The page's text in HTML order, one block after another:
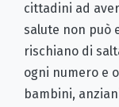
cittadini ad
salute non può
rischiano di
ogni numero e
bambini,